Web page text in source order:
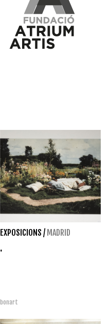
EXPOSICIONS / MADRID
.
bonart